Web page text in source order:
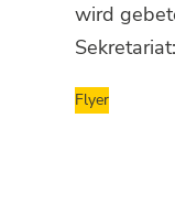
wird
Flyer